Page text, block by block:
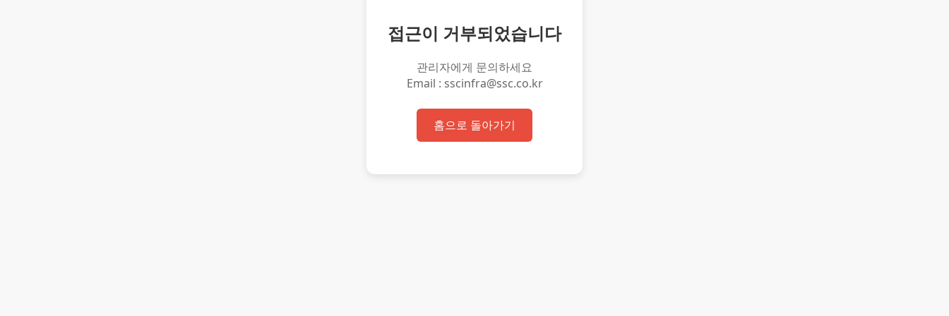
접근이 거부되었습니다
관리자에게 문의하세요
Email : sscinfra@ssc.co.kr
홈으로 돌아가기